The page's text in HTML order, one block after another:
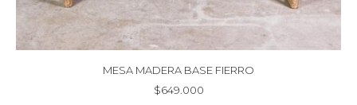
MESA MADERA BASE FIERRO
$649.000